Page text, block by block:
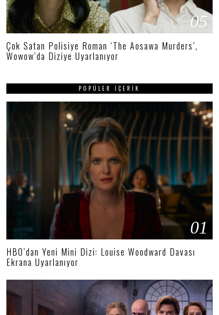
05
Çok Satan Polisiye Roman ‘The Aosawa Murders’,
Wowow’da Diziye Uyarlanıyor
POPÜLER İÇERIK
01
HBO’dan Yeni Mini Dizi: Louise Woodward Davası
Ekrana Uyarlanıyor